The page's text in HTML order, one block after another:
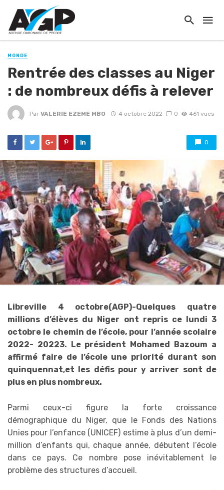
MONDE
Rentrée des classes au Niger
: de nombreux défis à relever
Par VALERIE EZEME MBO 4 octobre 2022 0 461 vues
0
Libreville 4 octobre(AGP)-Quelques quatre
millions d’élèves du Niger ont repris ce lundi 3
octobre le chemin de l’école, pour l’année scolaire
2022- 20223. Le président Mohamed Bazoum a
affirmé faire de l’école une priorité durant son
quinquennat,et les défis pour y arriver sont de
plus en plus nombreux.
Parmi ceux-ci figure la forte croissance
démographique du Niger, que le Fonds des Nations
Unies pour l’enfance (UNICEF) estime à plus d’un demi-
million d’enfants qui, chaque année, débutent l’école
dans ce pays. Ce nombre pose inévitablement le
problème des structures d’accueil.